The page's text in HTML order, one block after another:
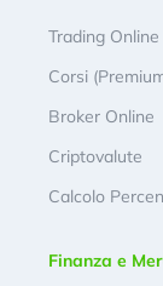
Trading
Corsi
Broker Online
Criptovalute
Calcolo
Finanza e